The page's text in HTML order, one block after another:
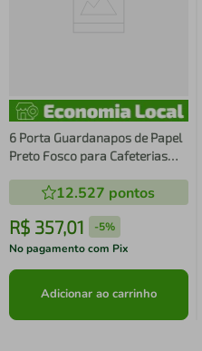
6 Porta Guardanapos de Papel
Preto Fosco para Cafeterias
Mesas
12.527 pontos
R$ 357,01 -5%
No pagamento com Pix
Adicionar ao carrinho